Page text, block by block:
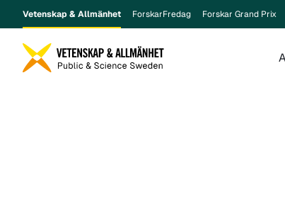
Vetenskap & Allmänhet ForskarFredag Forskar Grand Prix